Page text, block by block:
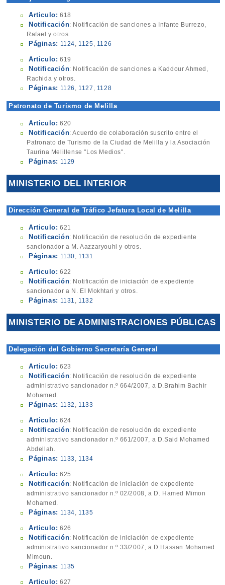
Articulo: 618
Notificación: Notificación de sanciones a Infante Burrezo,
Rafael y otros.
Páginas: 1124, 1125, 1126
Articulo: 619
Notificación: Notificación de sanciones a Kaddour Ahmed,
Rachida y otros.
Páginas: 1126 , 1127 , 1128
Patronato de Turismo de Melilla
Articulo: 620
Notificación: Acuerdo de colaboración suscrito entre el
Patronato de Turismo de la Ciudad de Melilla y la Asociación
Taurina Melillense "Los Medios".
Páginas: 1129
MINISTERIO DEL INTERIOR
Dirección General de Tráfico Jefatura Local de Melilla
Articulo: 621
Notificación: Notificación de resolución de expediente
sancionador a M. Aazzaryouhi y otros.
Páginas: 1130, 1131
Articulo: 622
Notificación: Notificación de iniciación de expediente
sancionador a N. El Mokhtari y otros.
Páginas: 1131 , 1132
MINISTERIO DE ADMINISTRACIONES PÚBLICAS
Delegación del Gobierno Secretaría General
Articulo: 623
Notificación: Notificación de resolución de expediente
administrativo sancionador n.º 664/2007, a D.Brahim Bachir
Mohamed.
Páginas: 1132 , 1133
Articulo: 624
Notificación: Notificación de resolución de expediente
administrativo sancionador n.º 661/2007, a D.Said Mohamed
Abdellah.
Páginas: 1133 , 1134
Articulo: 625
Notificación: Notificación de iniciación de expediente
administrativo sancionador n.º 02/2008, a D. Hamed Mimon
Mohamed.
Páginas: 1134, 1135
Articulo: 626
Notificación: Notificación de iniciación de expediente
administrativo sancionador n.º 33/2007, a D.Hassan Mohamed
Mimoun.
Páginas: 1135
Articulo: 627